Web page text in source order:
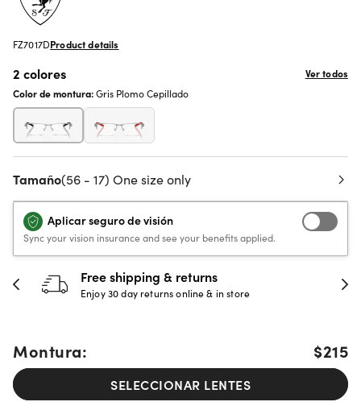
FZ7017DProduct details
2 colores
Ver todos
Color de montura:Gris Plomo Cepillado
Tamaño(56 - 17) One size only
Aplicar seguro de visión
Sync your vision insurance and see your benefits applied.
30-day happiness guarantee
Full refund or replacement within 30 days
Montura: $215
SELECCIONAR LENTES